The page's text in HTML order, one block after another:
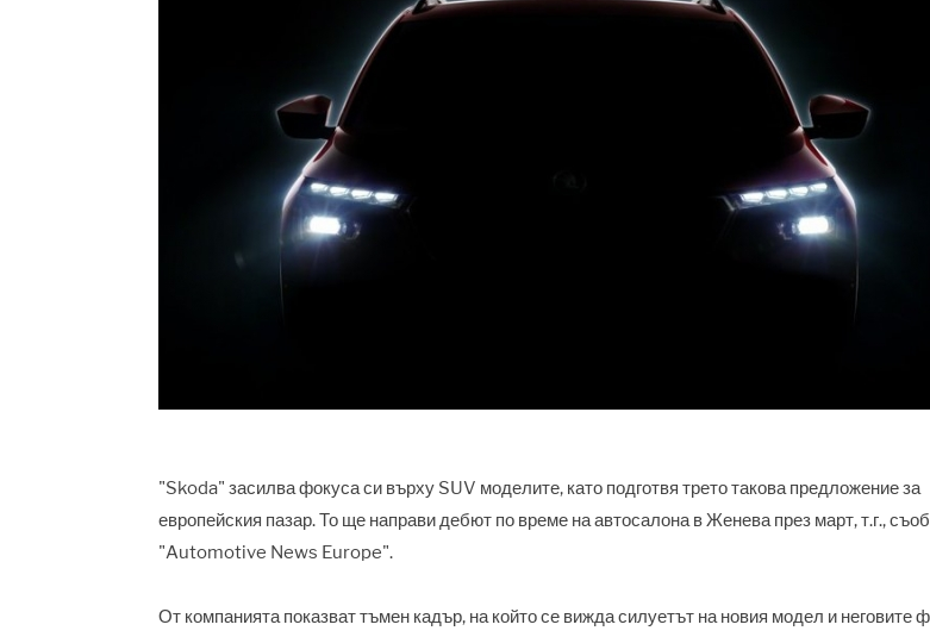
"Skoda" засилва фокуса си върху SUV моделите, като подготвя трето такова предложение за
европейския пазар. То ще направи дебют по време на автосалона в Женева през март, т.г.,
"Automotive News Europe".
От компанията показват тъмен кадър, на който се вижда силуетът на новия модел и неговите